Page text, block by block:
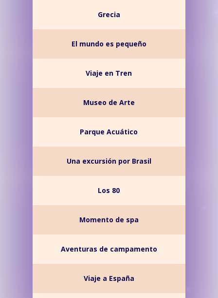
Grecia
El mundo es pequeño
Viaje en Tren
Museo de Arte
Parque Acuático
Una excursión por Brasil
Los 80
Momento de spa
Aventuras de campamento
Viaje a España